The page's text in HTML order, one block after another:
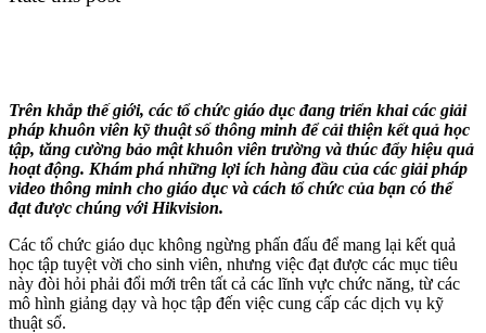
Trên khắp thế giới, các tổ chức giáo dục đang triển khai các giải
pháp khuôn viên kỹ thuật số thông minh để cải thiện kết quả học
tập, tăng cường bảo mật khuôn viên trường và thúc đẩy hiệu quả
hoạt động. Khám phá những lợi ích hàng đầu của các giải pháp
video thông minh cho giáo dục và cách tổ chức của bạn có thể
đạt được chúng với Hikvision.
Các tổ chức giáo dục không ngừng phấn đấu để mang lại kết quả
học tập tuyệt vời cho sinh viên, nhưng việc đạt được các mục tiêu
này đòi hỏi phải đổi mới trên tất cả các lĩnh vực chức năng, từ các
mô hình giảng dạy và học tập đến việc cung cấp các dịch vụ kỹ
thuật số.